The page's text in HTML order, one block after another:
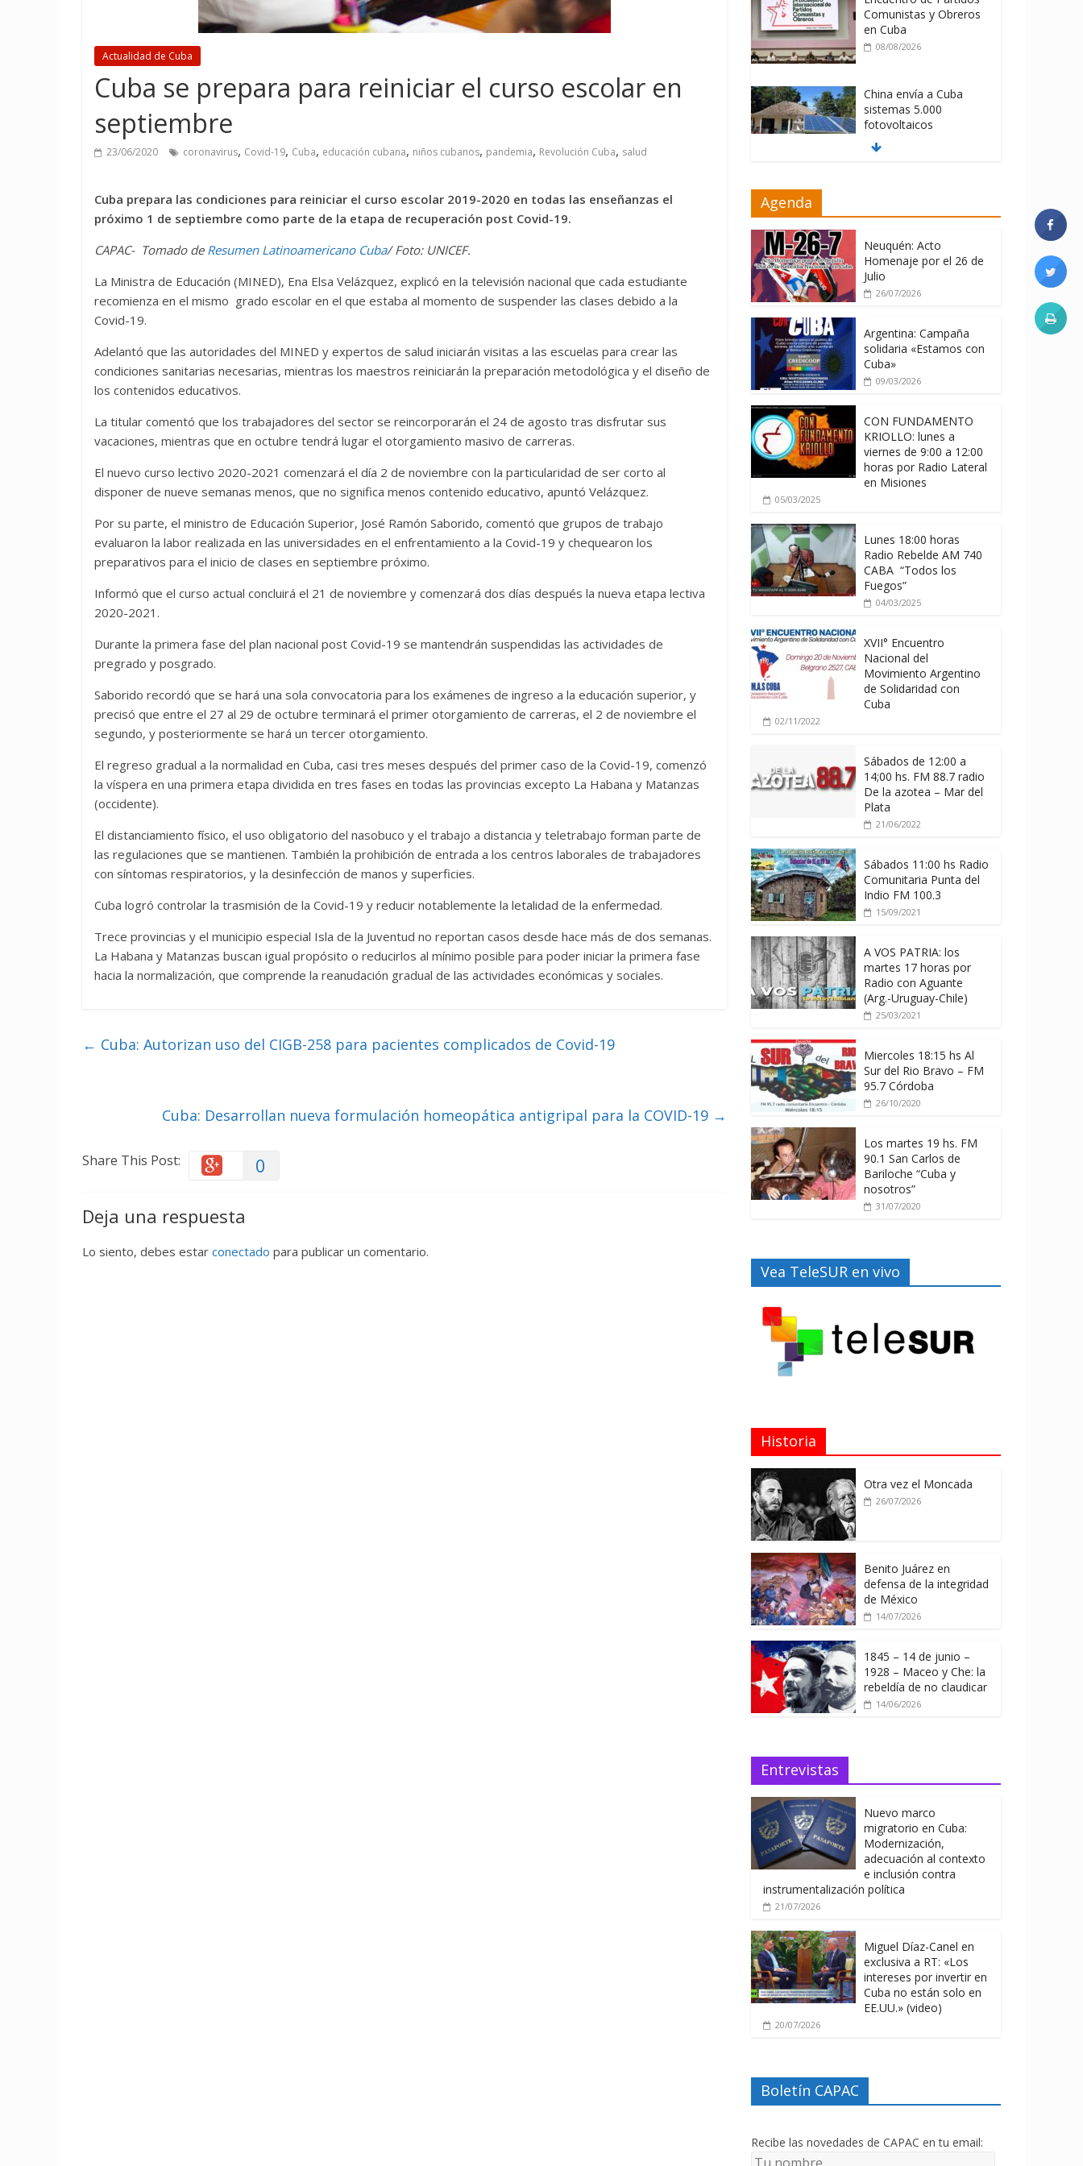
Actualidad de Cuba
Cuba se prepara para reiniciar el curso escolar en
septiembre
23/06/2020 coronavirus, Covid-19, Cuba, educación cubana, niños cubanos, pandemia, Revolución Cuba, salud
Cuba prepara las condiciones para reiniciar el curso escolar 2019-2020 en todas las enseñanzas el
próximo 1 de septiembre como parte de la etapa de recuperación post Covid-19.
CAPAC- Tomado de Resumen Latinoamericano Cuba/ Foto: UNICEF.
La Ministra de Educación (MINED), Ena Elsa Velázquez, explicó en la televisión nacional que cada estudiante
recomienza en el mismo grado escolar en el que estaba al momento de suspender las clases debido a la
Covid-19.
Adelantó que las autoridades del MINED y expertos de salud iniciarán visitas a las escuelas para crear las
condiciones sanitarias necesarias, mientras los maestros reiniciarán la preparación metodológica y el diseño de
los contenidos educativos.
La titular comentó que los trabajadores del sector se reincorporarán el 24 de agosto tras disfrutar sus
vacaciones, mientras que en octubre tendrá lugar el otorgamiento masivo de carreras.
El nuevo curso lectivo 2020-2021 comenzará el día 2 de noviembre con la particularidad de ser corto al
disponer de nueve semanas menos, que no significa menos contenido educativo, apuntó Velázquez.
Por su parte, el ministro de Educación Superior, José Ramón Saborido, comentó que grupos de trabajo
evaluaron la labor realizada en las universidades en el enfrentamiento a la Covid-19 y chequearon los
preparativos para el inicio de clases en septiembre próximo.
Informó que el curso actual concluirá el 21 de noviembre y comenzará dos días después la nueva etapa lectiva
2020-2021.
Durante la primera fase del plan nacional post Covid-19 se mantendrán suspendidas las actividades de
pregrado y posgrado.
Saborido recordó que se hará una sola convocatoria para los exámenes de ingreso a la educación superior, y
precisó que entre el 27 al 29 de octubre terminará el primer otorgamiento de carreras, el 2 de noviembre el
segundo, y posteriormente se hará un tercer otorgamiento.
El regreso gradual a la normalidad en Cuba, casi tres meses después del primer caso de la Covid-19, comenzó
la víspera en una primera etapa dividida en tres fases en todas las provincias excepto La Habana y Matanzas
(occidente).
El distanciamiento físico, el uso obligatorio del nasobuco y el trabajo a distancia y teletrabajo forman parte de
las regulaciones que se mantienen. También la prohibición de entrada a los centros laborales de trabajadores
con síntomas respiratorios, y la desinfección de manos y superficies.
Cuba logró controlar la trasmisión de la Covid-19 y reducir notablemente la letalidad de la enfermedad.
Trece provincias y el municipio especial Isla de la Juventud no reportan casos desde hace más de dos semanas.
La Habana y Matanzas buscan igual propósito o reducirlos al mínimo posible para poder iniciar la primera fase
hacia la normalización, que comprende la reanudación gradual de las actividades económicas y sociales.
← Cuba: Autorizan uso del CIGB-258 para pacientes complicados de Covid-19
Cuba: Desarrollan nueva formulación homeopática antigripal para la COVID-19 →
Share This Post: 0
Deja una respuesta
Lo siento, debes estar conectado para publicar un comentario.
Comunistas y Obreros
en Cuba
08/08/2026
China envía a Cuba
sistemas 5.000
fotovoltaicos
08/08/2026
interesados” envío de
08/08/2026
Agenda
Neuquén: Acto
Homenaje por el 26 de
Julio
26/07/2026
Argentina: Campaña
solidaria «Estamos con
Cuba»
09/03/2026
CON FUNDAMENTO
KRIOLLO: lunes a
viernes de 9:00 a 12:00
horas por Radio Lateral
en Misiones
05/03/2025
Lunes 18:00 horas
Radio Rebelde AM 740
CABA “Todos los
Fuegos”
04/03/2025
XVII° Encuentro
Nacional del
Movimiento Argentino
de Solidaridad con
Cuba
02/11/2022
Sábados de 12:00 a
14;00 hs. FM 88.7 radio
De la azotea – Mar del
Plata
21/06/2022
Sábados 11:00 hs Radio
Comunitaria Punta del
Indio FM 100.3
15/09/2021
A VOS PATRIA: los
martes 17 horas por
Radio con Aguante
(Arg.-Uruguay-Chile)
25/03/2021
Miercoles 18:15 hs Al
Sur del Rio Bravo – FM
95.7 Córdoba
26/10/2020
Los martes 19 hs. FM
90.1 San Carlos de
Bariloche “Cuba y
nosotros”
31/07/2020
Vea TeleSUR en vivo
Historia
Otra vez el Moncada
26/07/2026
Benito Juárez en
defensa de la integridad
de México
14/07/2026
1845 – 14 de junio –
1928 – Maceo y Che: la
rebeldía de no claudicar
14/06/2026
Entrevistas
Nuevo marco
migratorio en Cuba:
Modernización,
adecuación al contexto
e inclusión contra
instrumentalización política
21/07/2026
Miguel Díaz-Canel en
exclusiva a RT: «Los
intereses por invertir en
Cuba no están solo en
EE.UU.» (video)
20/07/2026
Boletín CAPAC
Recibe las novedades de CAPAC en tu email: